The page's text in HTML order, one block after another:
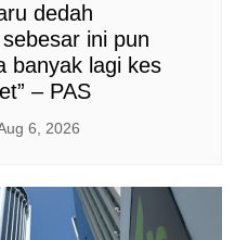
dedah
ini pun
banyak lagi kes
– PAS
6, 2026